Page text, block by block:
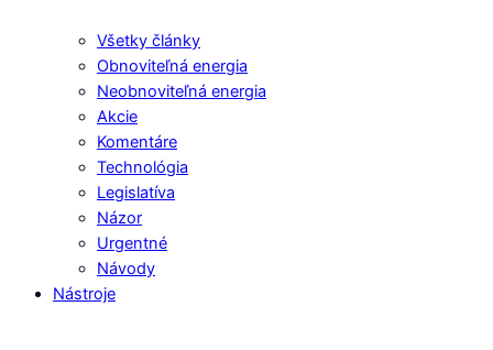
Všetky články
Obnoviteľná energia
Neobnoviteľná energia
Akcie
Komentáre
Technológia
Legislatíva
Názor
Urgentné
Návody
Nástroje